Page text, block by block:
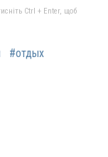
Ctrl + Enter, щоб
#отдых